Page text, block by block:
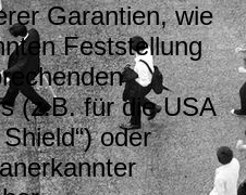
Garantien, wie
Feststellung
(z.B. für die USA
oder